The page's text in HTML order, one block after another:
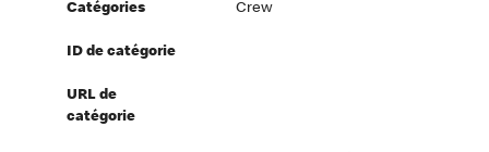
Catégories Crew
ID de catégorie
URL de
catégorie